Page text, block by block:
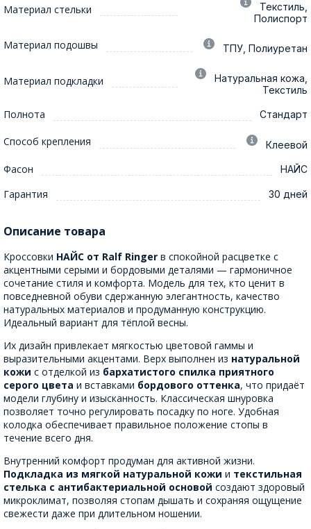
Материал стельки
Текстиль,
Полиспорт
Материал подошвы ТПУ, Полиуретан
Материал подкладки
Натуральная кожа,
Текстиль
Полнота Стандарт
Способ крепления Клеевой
Фасон НАЙС
Гарантия 30 дней
Описание товара
Кроссовки НАЙС от Ralf Ringer в спокойной расцветке с
акцентными серыми и бордовыми деталями — гармоничное
сочетание стиля и комфорта. Модель для тех, кто ценит в
повседневной обуви сдержанную элегантность, качество
натуральных материалов и продуманную конструкцию.
Идеальный вариант для тёплой весны.
Их дизайн привлекает мягкостью цветовой гаммы и
выразительными акцентами. Верх выполнен из натуральной
кожи с отделкой из бархатистого спилка приятного
серого цвета и вставками бордового оттенка, что придаёт
модели глубину и изысканность. Классическая шнуровка
позволяет точно регулировать посадку по ноге. Удобная
колодка обеспечивает правильное положение стопы в
течение всего дня.
Внутренний комфорт продуман для активной жизни.
Подкладка из мягкой натуральной кожи и текстильная
стелька с антибактериальной основой создают здоровый
микроклимат, позволяя стопам дышать и сохраняя ощущение
свежести даже при длительном ношении.